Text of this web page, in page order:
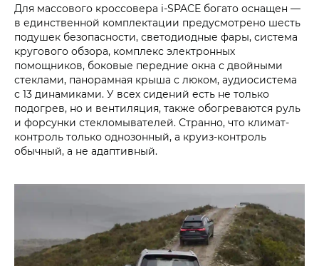
Для массового кроссовера i‑SPACE богато оснащен —
в единственной комплектации предусмотрено шесть
подушек безопасности, светодиодные фары, система
кругового обзора, комплекс электронных
помощников, боковые передние окна с двойными
стеклами, панорамная крыша с люком, аудиосистема
с 13 динамиками. У всех сидений есть не только
подогрев, но и вентиляция, также обогреваются руль
и форсунки стекломывателей. Странно, что климат-
контроль только однозонный, а круиз-контроль
обычный, а не адаптивный.